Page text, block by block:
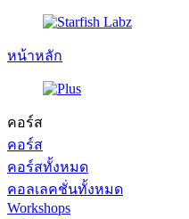
หน้าหลัก
คอร์ส
คอร์ส
คอร์สทั้งหมด
คอลเลคชั่นทั้งหมด
Workshops